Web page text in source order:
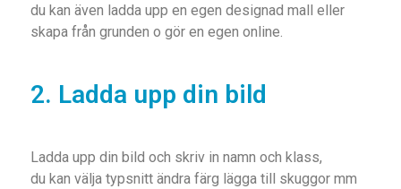
du kan även ladda upp en egen designad mall eller
skapa från grunden o gör en egen online.
2. Ladda upp din bild
Ladda upp din bild och skriv in namn och klass,
du kan välja typsnitt ändra färg lägga till skuggor mm